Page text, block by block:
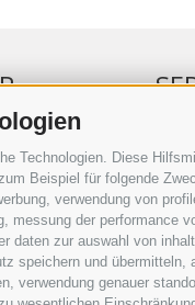
Technologien. Diese
Beispiel für folgende
verwendung von
der
daten zur auswahl von
speichern und
verwendung genauer